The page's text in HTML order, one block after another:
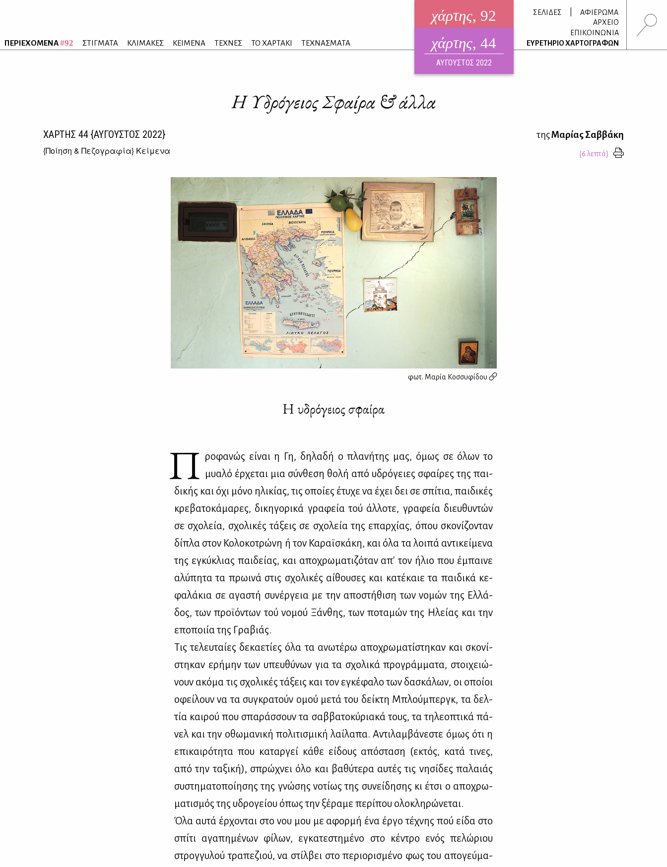
ΠΕΡΙΕΧΟΜΕΝΑ#92 ΣΤΙΓΜΑΤΑ ΚΛΙΜΑΚΕΣ ΚΕΙΜΕΝΑ ΤΕΧΝΕΣ ΤΟ ΧΑΡΤΑΚΙ ΤΕΧΝΑΣΜΑΤΑ
χάρτης, 92
ηλεκτρονικό περιοδικό
ΑΥΓΟΥΣΤΟΣ 2026
χάρτης, 44
ΑΥΓΟΥΣΤΟΣ 2022
ΣΕΛΙΔΕΣ
ΑΦΙΕΡΩΜΑ
ΑΡΧΕΙΟ
ΕΠΙΚΟΙΝΩΝΙΑ
ΕΥΡΕΤΗΡΙΟ ΧΑΡΤΟΓΡΑΦΩΝ
Η Υδρόγειος Σφαίρα & άλλα
ΧΑΡΤΗΣ 44 {ΑΥΓΟΥΣΤΟΣ 2022}
{Ποίηση & Πεζογραφία} Κείμενα
τηςΜαρίας Σαββάκη
{6 λεπτά}
φωτ. Μαρία Κοσσυφίδου
Η υδρόγειος σφαίρα
Π ρο­φα­νώς εί­ναι η Γη, δη­λα­δή ο πλα­νή­της μας, όμως σε όλων το
μυα­λό έρ­χε­ται μια σύν­θε­ση θο­λή από υδρό­γειες σφαί­ρες της παι­
δι­κής και όχι μό­νο ηλι­κί­ας, τις οποί­ες έτυ­χε να έχει δει σε σπί­τια, παι­δι­κές
κρε­βα­το­κά­μα­ρες, δι­κη­γο­ρι­κά γρα­φεία τού άλ­λο­τε, γρα­φεία διευ­θυ­ντών
σε σχο­λεία, σχο­λι­κές τά­ξεις σε σχο­λεία της επαρ­χί­ας, όπου σκο­νί­ζο­νταν
δί­πλα στον Κο­λο­κο­τρώ­νη ή τον Κα­ραϊ­σκά­κη, και όλα τα λοι­πά αντι­κεί­με­να
της εγκύ­κλιας παι­δεί­ας, και απο­χρω­μα­τι­ζό­ταν απ' τον ήλιο που έμπαι­νε
αλύ­πη­τα τα πρω­ι­νά στις σχο­λι­κές αί­θου­σες και κα­τέ­καιε τα παι­δι­κά κε­
φα­λά­κια σε αγα­στή συ­νέρ­γεια με την απο­στή­θι­ση των νο­μών της Ελ­λά­
δος, των προ­ϊ­ό­ντων τού νο­μού Ξάν­θης, των πο­τα­μών της Ηλεί­ας και την
επο­ποι­ία της Γρα­βιάς.
Τις τε­λευ­ταί­ες δε­κα­ε­τί­ες όλα τα ανω­τέ­ρω απο­χρω­μα­τί­στη­καν και σκο­νί­
στη­καν ερή­μην των υπευ­θύ­νων για τα σχο­λι­κά προ­γράμ­μα­τα, στοι­χειώ­
νουν ακό­μα τις σχο­λι­κές τά­ξεις και τον εγκέ­φα­λο των δα­σκά­λων, οι οποί­οι
οφεί­λουν να τα συ­γκρα­τούν ομού με­τά του δεί­κτη Μπλού­μπεργκ, τα δελ­
τία και­ρού που σπα­ράσ­σουν τα σαβ­βα­το­κύ­ρια­κά τους, τα τη­λε­ο­πτι­κά πά­
νελ και την οθω­μα­νι­κή πο­λι­τι­σμι­κή λαί­λα­πα. Αντι­λαμ­βά­νε­στε όμως ότι η
επι­και­ρό­τη­τα που κα­ταρ­γεί κά­θε εί­δους από­στα­ση (εκτός, κα­τά τι­νες,
από την τα­ξι­κή), σπρώ­χνει όλο και βα­θύ­τε­ρα αυ­τές τις νη­σί­δες πα­λαιάς
συ­στη­μα­το­ποί­η­σης της γνώ­σης νο­τί­ως της συ­νεί­δη­σης κι έτσι ο απο­χρω­
μα­τι­σμός της υδρο­γεί­ου όπως την ξέ­ρα­με πε­ρί­που ολο­κλη­ρώ­νε­ται.
Όλα αυ­τά έρ­χο­νται στο νου μου με αφορ­μή ένα έρ­γο τέ­χνης πού εί­δα στο
σπί­τι αγα­πη­μέ­νων φί­λων, εγκα­τε­στη­μέ­νο στο κέ­ντρο ενός πε­λώ­ριου
στρογ­γυ­λού τρα­πε­ζιού, να στίλ­βει στο πε­ριο­ρι­σμέ­νο φως του απο­γεύ­μα­